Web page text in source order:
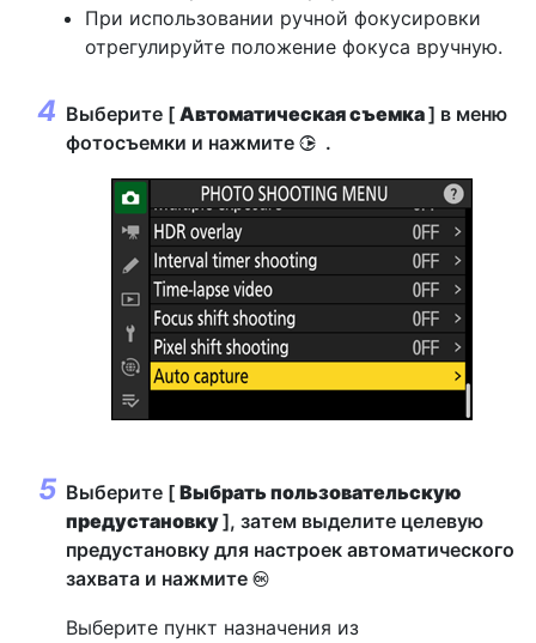
При использовании ручной фокусировки
отрегулируйте положение фокуса вручную.
Выберите [ Автоматическая съемка] в меню
фотосъемки и нажмите 2 .
Выберите [ Выбрать пользовательскую
предустановку], затем выделите целевую
предустановку для настроек автоматического
захвата и нажмите J
Выберите пункт назначения из